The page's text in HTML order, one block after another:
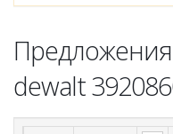
dewalt